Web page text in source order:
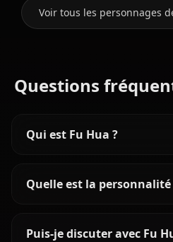
Voir tous les personnages
Questions
Qui est Fu Hua ?
Quelle est la personnalité
Puis-je discuter avec Fu